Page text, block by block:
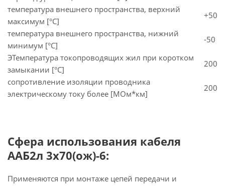
температура внешнего пространства, верхний
максимум [°C]
+50
температура внешнего пространства, нижний
минимум [°C]
-50
ЭТемпература токопроводящих жил при коротком
замыкании [°С]
200
сопротивление изоляции проводника
электрическому току более [МОм*км]
200
Сфера использования кабеля
ААБ2л 3х70(ож)-6:
Применяются при монтаже цепей передачи и